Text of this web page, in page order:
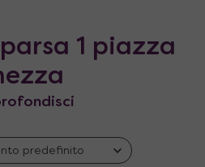
1 piazza